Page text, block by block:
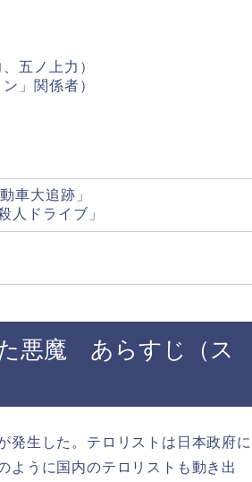
五ノ上力）
」関係者）
車大追跡」
人ドライブ」
悪魔 あらすじ（ス
発生した。テロリストは日本政府に
ように国内のテロリストも動き出